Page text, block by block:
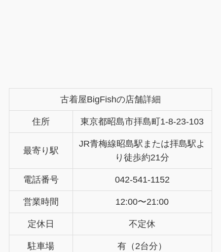
古着屋BigFishの店舗詳細
住所 東京都昭島市拝島町1-8-23-103
最寄り駅
JR青梅線昭島駅または拝島駅よ
り徒歩約21分
電話番号 042-541-1152
営業時間 12:00〜21:00
定休日 不定休
駐車場 有（2台分）